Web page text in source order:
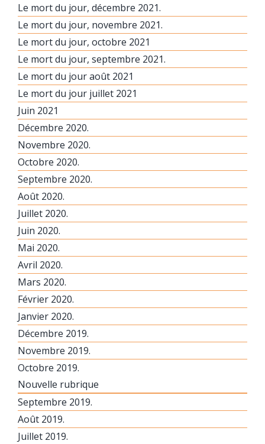
Le mort du jour, décembre 2021.
Le mort du jour, novembre 2021.
Le mort du jour, octobre 2021
Le mort du jour, septembre 2021.
Le mort du jour août 2021
Le mort du jour juillet 2021
Juin 2021
Décembre 2020.
Novembre 2020.
Octobre 2020.
Septembre 2020.
Août 2020.
Juillet 2020.
Juin 2020.
Mai 2020.
Avril 2020.
Mars 2020.
Février 2020.
Janvier 2020.
Décembre 2019.
Novembre 2019.
Octobre 2019.
Nouvelle rubrique
Septembre 2019.
Août 2019.
Juillet 2019.